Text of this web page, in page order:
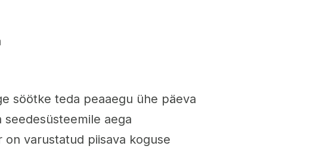
söötke teda peaaegu ühe päeva
aega
varustatud piisava koguse